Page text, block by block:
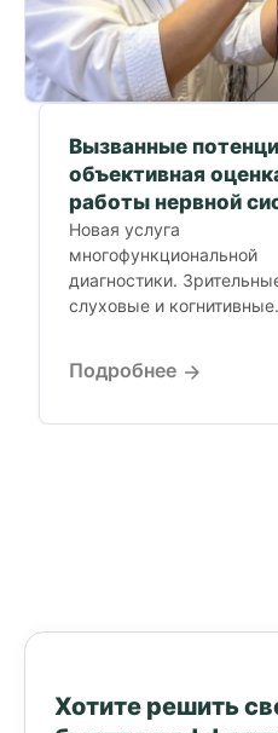
Вызванные
объективная
работы нервной
Новая услуга
многофункциональной
диагностики.
слуховые и когнитивные
нервной системы, когда
Подробнее
Хотите решить